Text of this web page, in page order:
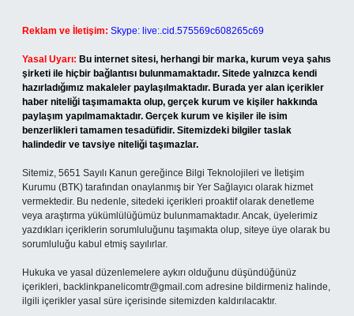
Reklam ve İletişim: Skype: live:.cid.575569c608265c69
Yasal Uyarı: Bu internet sitesi, herhangi bir marka, kurum veya şahıs
şirketi ile hiçbir bağlantısı bulunmamaktadır. Sitede yalnızca kendi
hazırladığımız makaleler paylaşılmaktadır. Burada yer alan içerikler
haber niteliği taşımamakta olup, gerçek kurum ve kişiler hakkında
paylaşım yapılmamaktadır. Gerçek kurum ve kişiler ile isim
benzerlikleri tamamen tesadüfidir. Sitemizdeki bilgiler taslak
halindedir ve tavsiye niteliği taşımazlar.
Sitemiz, 5651 Sayılı Kanun gereğince Bilgi Teknolojileri ve İletişim
Kurumu (BTK) tarafından onaylanmış bir Yer Sağlayıcı olarak hizmet
vermektedir. Bu nedenle, sitedeki içerikleri proaktif olarak denetleme
veya araştırma yükümlülüğümüz bulunmamaktadır. Ancak, üyelerimiz
yazdıkları içeriklerin sorumluluğunu taşımakta olup, siteye üye olarak bu
sorumluluğu kabul etmiş sayılırlar.
Hukuka ve yasal düzenlemelere aykırı olduğunu düşündüğünüz
içerikleri, backlinkpanelicomtr@gmail.com adresine bildirmeniz halinde,
ilgili içerikler yasal süre içerisinde sitemizden kaldırılacaktır.